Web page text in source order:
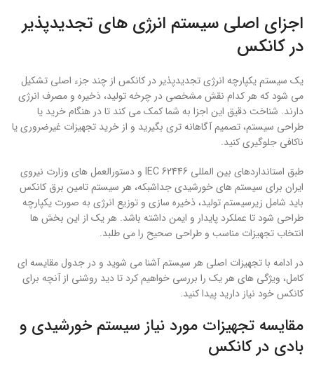
اجزای اصلی سیستم انرژی های تجدیدپذیر
در کانکس
یک سیستم یکپارچه انرژی تجدیدپذیر در کانکس از چند جزء اصلی تشکیل
می شود که هر کدام نقش مشخصی در چرخه تولید، ذخیره و مصرف انرژی
دارند. شناخت دقیق این اجزا به شما کمک می کند تا در هنگام خرید یا
طراحی سیستم، تصمیم آگاهانه تری بگیرید و از خرید تجهیزات غیرضروری یا
ناکافی جلوگیری کنید.
طبق استانداردهای بین المللی IEC 62446 و دستورالعمل های وزارت نیروی
ایران برای سیستم های خورشیدی جداشبکه، هر سیستم تامین برق کانکس
باید شامل زیرسیستم تولید، ذخیره سازی و توزیع انرژی به صورت یکپارچه
طراحی شود تا عملکرد پایدار و ایمن داشته باشد. هر یک از این بخش ها
انتخاب تجهیزات مناسب و طراحی صحیح را می طلبد.
در ادامه با تجهیزات اصلی هر سیستم آشنا می شوید و در جدول مقایسه ای
کامل، ویژگی های هر یک را بررسی خواهیم کرد تا دید روشنی از آنچه برای
کانکس خود نیاز دارید پیدا کنید.
مقایسه تجهیزات مورد نیاز سیستم خورشیدی و
بادی در کانکس